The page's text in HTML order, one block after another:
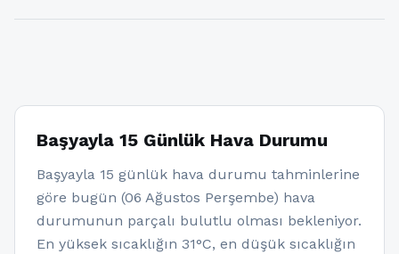
Başyayla 15 Günlük Hava Durumu
Başyayla 15 günlük hava durumu tahminlerine
göre bugün (06 Ağustos Perşembe) hava
durumunun parçalı bulutlu olması bekleniyor.
En yüksek sıcaklığın 31°C, en düşük sıcaklığın